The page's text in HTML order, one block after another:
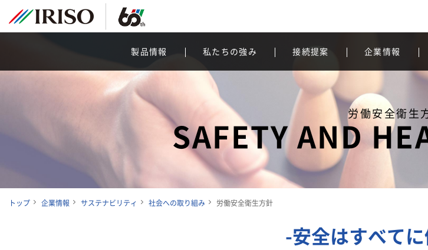
製品情報 私たちの強み 接続提案 企業情報
労働安全衛生
SAFETY AND
トップ 企業情報 サステナビリティ 社会への取り組み 労働安全衛生方針
-安全はすべて